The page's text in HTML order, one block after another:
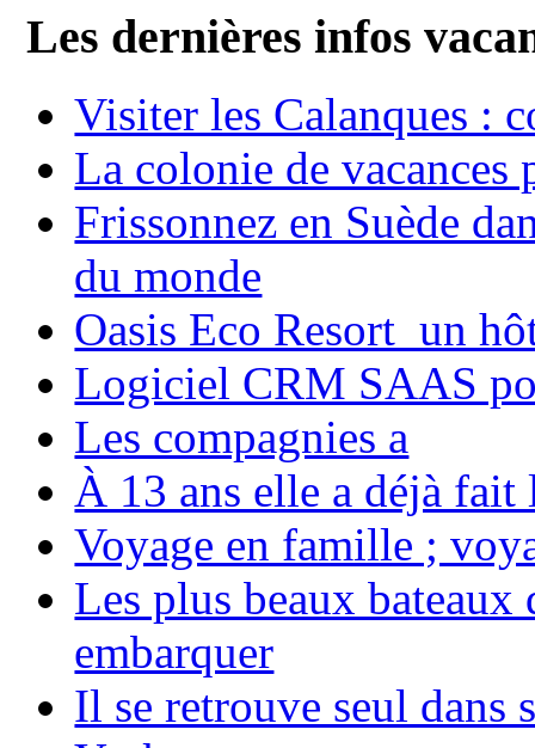
Les dernières infos
Visiter les Calanques :
La colonie de vacances
Frissonnez en Suède
du monde
Oasis Eco Resort un
Logiciel CRM SAAS
Les compagnies a
À 13 ans elle a déjà
Voyage en famille ;
Les plus beaux bateaux
embarquer
Il se retrouve seul dans